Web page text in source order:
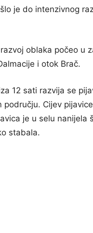
je do intenzivnog
oblaka počeo u
i otok Brač.
12 sati razvija se
Cijev
je u selu nanijela
stabala.